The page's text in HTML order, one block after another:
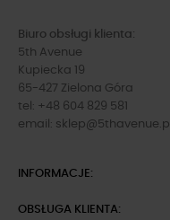
Biuro obsługi klienta:
5th Avenue
Kupiecka 19
65-427 Zielona Góra
tel: +48 604 829 581
email: sklep@5thavenue.pl
INFORMACJE:
OBSŁUGA KLIENTA: